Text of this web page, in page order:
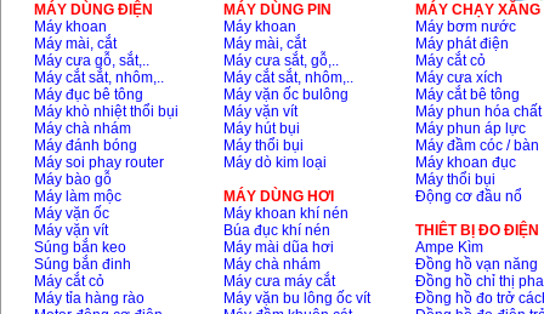
MÁY DÙNG ĐIỆN
Máy khoan
Máy mài, cắt
Máy cưa gỗ, sắt,..
Máy cắt sắt, nhôm,..
Máy đục bê tông
Máy khò nhiệt thổi bụi
Máy chà nhám
Máy đánh bóng
Máy soi phay router
Máy bào gỗ
Máy làm mộc
Máy vặn ốc
Máy vặn vít
Súng bắn keo
Súng bắn đinh
Máy cắt cỏ
Máy tỉa hàng rào
MÁY DÙNG PIN
Máy khoan
Máy mài, cắt
Máy cưa sắt, gỗ,..
Máy cắt sắt, nhôm,..
Máy vặn ốc bulông
Máy vặn vít
Máy hút bụi
Máy thổi bụi
Máy dò kim loại
MÁY DÙNG HƠI
Máy khoan khí nén
Búa đục khí nén
Máy mài dũa hơi
Máy chà nhám
Máy cưa máy cắt
Máy vặn bu lông ốc vít
MÁY CHẠY
Máy bơm nước
Máy phát điện
Máy cắt cỏ
Máy cưa xích
Máy cắt bê tông
Máy phun hóa chất
Máy phun áp lực
Máy đầm cóc / bàn
Máy khoan đục
Máy thổi bụi
Động cơ đầu nổ
THIÊT BỊ ĐO ĐIỆN
Ampe Kìm
Đồng hồ vạn năng
Đồng hồ chỉ thị pha
Đồng hồ đo trở